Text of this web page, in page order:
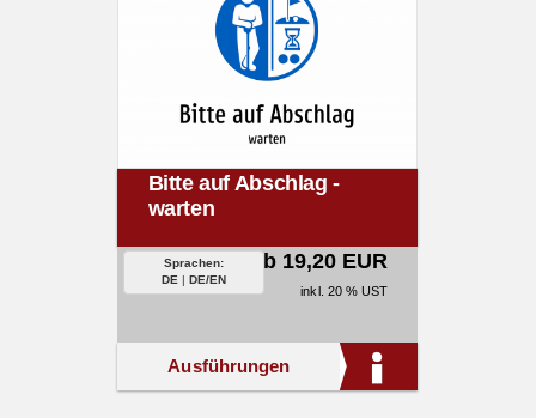
Bitte auf Abschlag -
warten
Sprachen:
DE | DE/EN
ab 19,20 EUR
inkl. 20 % UST
Ausführungen